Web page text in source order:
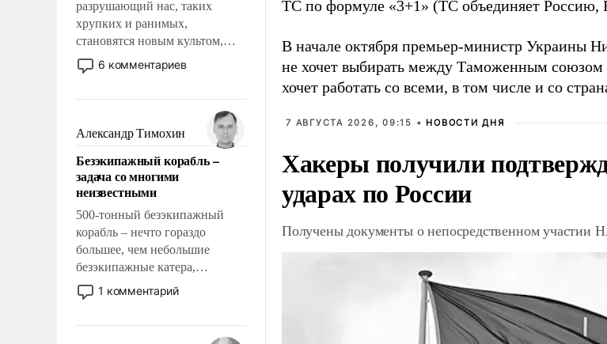
разрушающий нас, таких
хрупких и ранимых,
становятся новым культом,
постепенно вытесняя и
отменяя традиционное
мужественным и твердым под
ударами судьбы, брать на себя
ответственность, помогать
слабым, идти вперед и
адаптироваться.
6 комментариев
Александр Тимохин
Безэкипажный корабль –
задача со многими
неизвестными
500-тонный безэкипажный
корабль – нечто гораздо
большее, чем небольшие
безэкипажные катера,
применение которых уже
стало обыденностью. Задача по
сложна и амбициозна. Однако
1 комментарий
ТС по формуле «3+1» (ТС объединяет Россию,
В начале октября премьер-министр Украины
не хочет выбирать между Таможенным союзом
хочет работать со всеми, в том числе и со
7 АВГУСТА 2026, 09:15 • НОВОСТИ ДНЯ
Хакеры получили
ударах по России
Получены документы о непосредственном участии